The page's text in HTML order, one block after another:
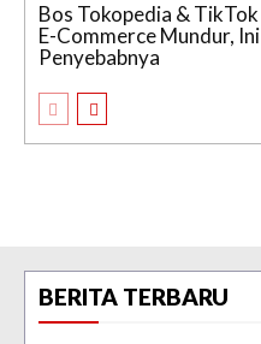
Bos Tokopedia & TikTok
E-Commerce Mundur, Ini
Penyebabnya
BERITA TERBARU